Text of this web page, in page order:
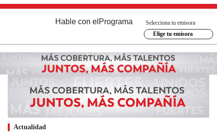
Hable con el Programa
Selecciona tu emisora
Elige tu emisora
Actualidad